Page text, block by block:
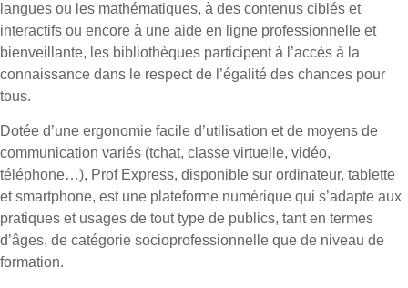
langues ou les mathématiques, à des contenus ciblés et
interactifs ou encore à une aide en ligne professionnelle et
bienveillante, les bibliothèques participent à l’accès à la
connaissance dans le respect de l’égalité des chances pour
tous.
Dotée d’une ergonomie facile d’utilisation et de moyens de
communication variés (tchat, classe virtuelle, vidéo,
téléphone…), Prof Express, disponible sur ordinateur, tablette
et smartphone, est une plateforme numérique qui s’adapte aux
pratiques et usages de tout type de publics, tant en termes
d’âges, de catégorie socioprofessionnelle que de niveau de
formation.